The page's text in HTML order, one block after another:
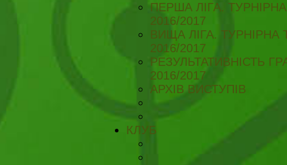
ПЕРША ЛІГА.
2016/2017
ВИЩА ЛІГА. ТУРНІРНА
2016/2017
РЕЗУЛЬТАТИВНІСТЬ
2016/2017
АРХІВ ВИСТУПІВ
КЛУБ